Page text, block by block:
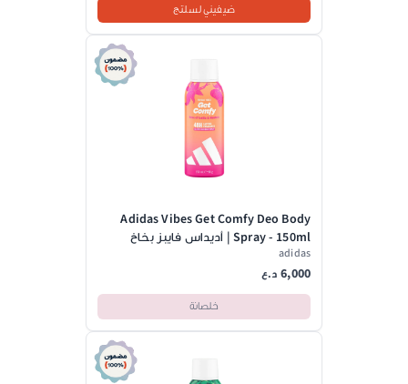
ضيفيني لسلتج
Adidas Vibes Get Comfy Deo Body
Spray - 150ml | أديداس فايبز بخاخ
للجسم جت كومفي بنكهة الفانيليا
واليوسفي - 150مل
adidas
6,000 د.ع
خلصانة